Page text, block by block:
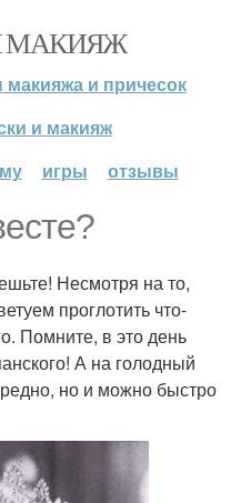
МАКИЯЖ
и причесок
и макияж
игры отзывы
Несмотря на то,
проглотить что-
Помните, в это день
А на голодный
но и можно быстро